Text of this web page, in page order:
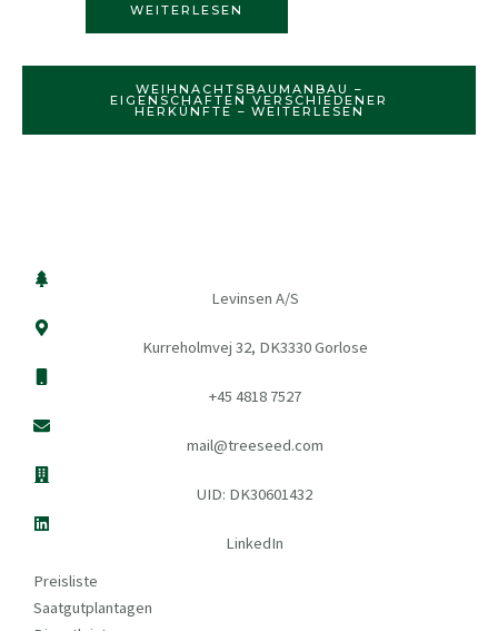
WEITERLESEN
WEIHNACHTSBAUMANBAU –
EIGENSCHAFTEN VERSCHIEDENER
HERKÜNFTE – WEITERLESEN
Levinsen A/S
Kurreholmvej 32, DK3330 Gorlose
+45 4818 7527
mail@treeseed.com
UID: DK30601432
LinkedIn
Preisliste
Saatgutplantagen